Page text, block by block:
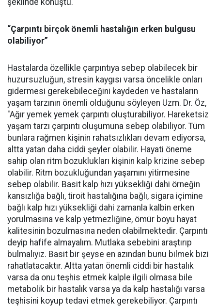
şeklinde konuştu.
“Çarpıntı birçok önemli hastalığın erken bulgusu
olabiliyor”
Hastalarda özellikle çarpıntıya sebep olabilecek bir
huzursuzluğun, stresin kaygısı varsa öncelikle onları
gidermesi gerekebileceğini kaydeden ve hastaların
yaşam tarzının önemli olduğunu söyleyen Uzm. Dr. Öz,
"Ağır yemek yemek çarpıntı oluşturabiliyor. Hareketsiz
yaşam tarzı çarpıntı oluşumuna sebep olabiliyor. Tüm
bunlara rağmen kişinin rahatsızlıkları devam ediyorsa,
altta yatan daha ciddi şeyler olabilir. Hayati öneme
sahip olan ritm bozuklukları kişinin kalp krizine sebep
olabilir. Ritm bozukluğundan yaşamını yitirmesine
sebep olabilir. Basit kalp hızı yüksekliği dahi örneğin
kansızlığa bağlı, tiroit hastalığına bağlı, sigara içimine
bağlı kalp hızı yüksekliği dahi zamanla kalbin erken
yorulmasına ve kalp yetmezliğine, ömür boyu hayat
kalitesinin bozulmasına neden olabilmektedir. Çarpıntı
deyip hafife almayalım. Mutlaka sebebini araştırıp
bulmalıyız. Basit bir şeyse en azından bunu bilmek bizi
rahatlatacaktır. Altta yatan önemli ciddi bir hastalık
varsa da onu teşhis etmek kalple ilgili olmasa bile
metabolik bir hastalık varsa ya da kalp hastalığı varsa
teşhisini koyup tedavi etmek gerekebiliyor. Çarpıntı